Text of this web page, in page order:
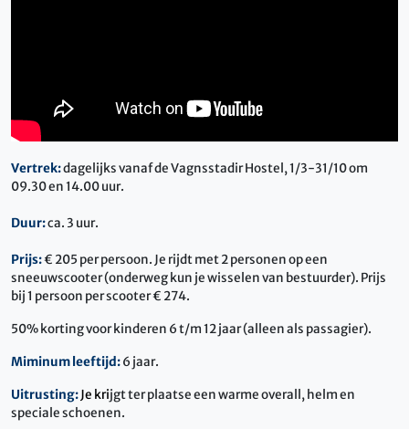
Vertrek:dagelijks vanaf de Vagnsstadir Hostel, 1/3-31/10 om
09.30 en 14.00 uur.
Duur:ca. 3 uur.
Prijs:€ 205 per persoon. Je rijdt met 2 personen op een
sneeuwscooter (onderweg kun je wisselen van bestuurder). Prijs
bij 1 persoon per scooter € 274.
50% korting voor kinderen 6 t/m 12 jaar (alleen als passagier).
Miminum leeftijd:6 jaar.
Uitrusting:Je krijgt ter plaatse een warme overall, helm en
speciale schoenen.